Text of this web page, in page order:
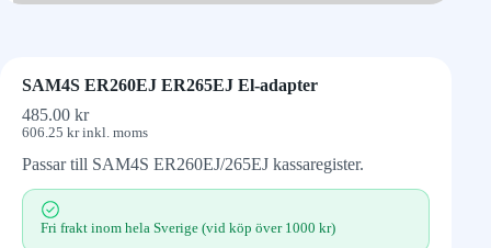
SAM4S ER260EJ ER265EJ El-adapter
485.00 kr
606.25 krinkl. moms
Passar till SAM4S ER260EJ/265EJ kassaregister.
Fri frakt inom hela Sverige (vid köp över 1000 kr)